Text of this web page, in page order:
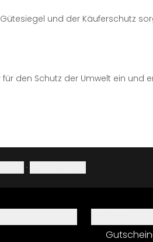
und der Käuferschutz
für den Schutz der Umwelt ein und
·